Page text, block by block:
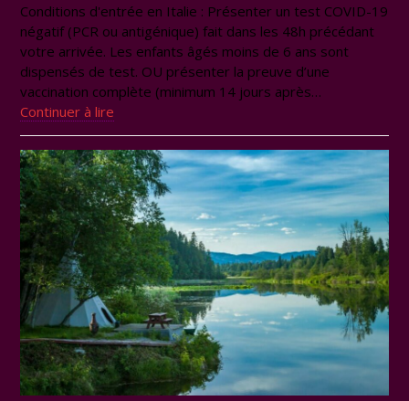
Conditions d'entrée en Italie : Présenter un test COVID-19
négatif (PCR ou antigénique) fait dans les 48h précédant
votre arrivée. Les enfants âgés moins de 6 ans sont
dispensés de test. OU présenter la preuve d’une
vaccination complète (minimum 14 jours après…
Continuer à lire